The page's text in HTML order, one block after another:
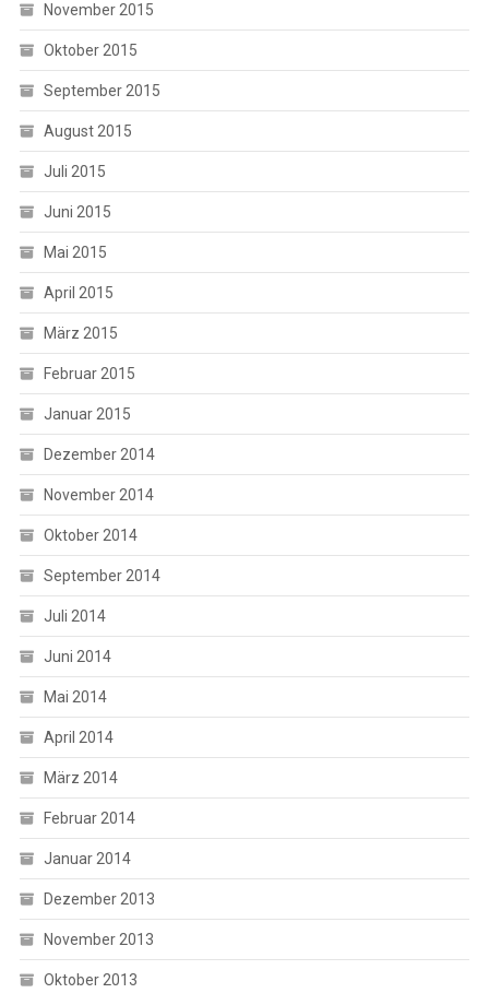
November 2015
Oktober 2015
September 2015
August 2015
Juli 2015
Juni 2015
Mai 2015
April 2015
März 2015
Februar 2015
Januar 2015
Dezember 2014
November 2014
Oktober 2014
September 2014
Juli 2014
Juni 2014
Mai 2014
April 2014
März 2014
Februar 2014
Januar 2014
Dezember 2013
November 2013
Oktober 2013